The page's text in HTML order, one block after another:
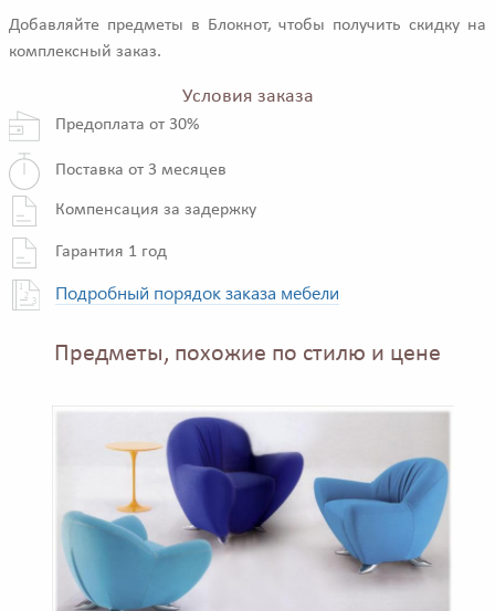
Добавляйте предметы в Блокнот, чтобы получить скидку на
комплексный заказ.
Условия заказа
Предоплата от 30%
Поставка от 3 месяцев
Компенсация за задержку
Гарантия 1 год
Подробный порядок заказа мебели
Предметы, похожие по стилю и цене